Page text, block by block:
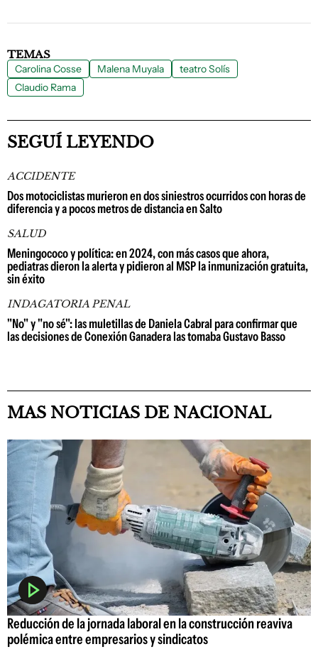
TEMAS
Carolina Cosse Malena Muyala
teatro Solís
Claudio Rama
SEGUÍ LEYENDO
ACCIDENTE
Dos motociclistas murieron en dos siniestros ocurridos con horas de
diferencia y a pocos metros de distancia en Salto
SALUD
Meningococo y política: en 2024, con más casos que ahora,
pediatras dieron la alerta y pidieron al MSP la inmunización gratuita,
sin éxito
INDAGATORIA PENAL
"No" y "no sé": las muletillas de Daniela Cabral para confirmar que
las decisiones de Conexión Ganadera las tomaba Gustavo Basso
MAS NOTICIAS DE NACIONAL
Reducción de la jornada laboral en la construcción reaviva
polémica entre empresarios y sindicatos